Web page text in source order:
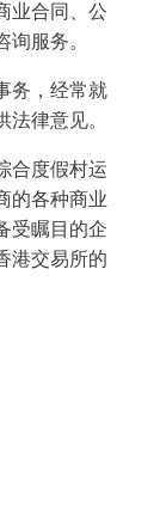
业合同、公
服务。
务，经常就
律意见。
合度假村运
的各种商业
受瞩目的企
港交易所的